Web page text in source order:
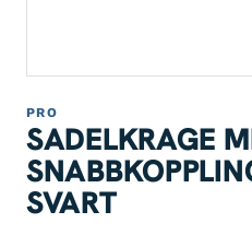
PRO
SADELKRAGE
SVART